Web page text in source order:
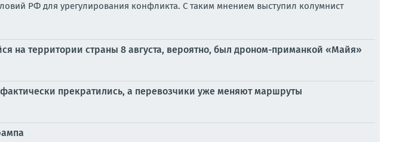
РФ для урегулирования конфликта. С таким мнением выступил колумнист
на территории страны 8 августа, вероятно, был дроном-приманкой «Майя»
прекратились, а перевозчики уже меняют маршруты